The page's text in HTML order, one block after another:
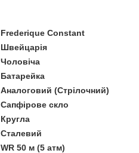
Frederique Constant
Швейцарія
Чоловіча
Батарейка
Аналоговий (Стрілочний)
Сапфірове скло
Кругла
Сталевий
WR 50 м (5 атм)